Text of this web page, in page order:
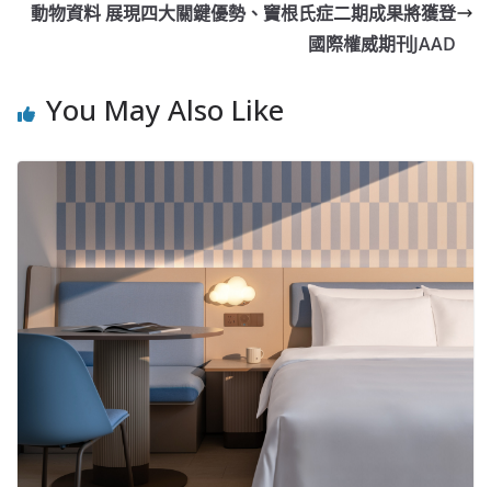
動物資料 展現四大關鍵優勢、竇根氏症二期成果將獲登
國際權威期刊JAAD
You May Also Like